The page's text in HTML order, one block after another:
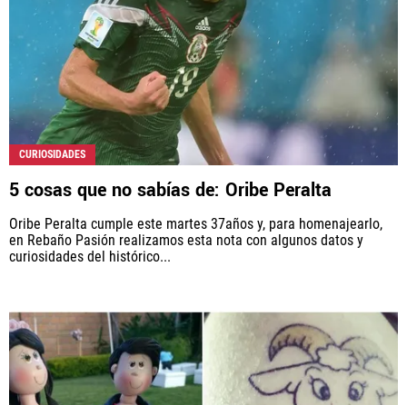
CURIOSIDADES
5 cosas que no sabías de: Oribe Peralta
Oribe Peralta cumple este martes 37años y, para homenajearlo,
en Rebaño Pasión realizamos esta nota con algunos datos y
curiosidades del histórico...